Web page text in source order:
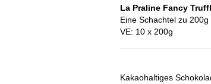
La Praline Fancy
Eine Schachtel zu
VE: 10 x 200g
Kakaohaltiges